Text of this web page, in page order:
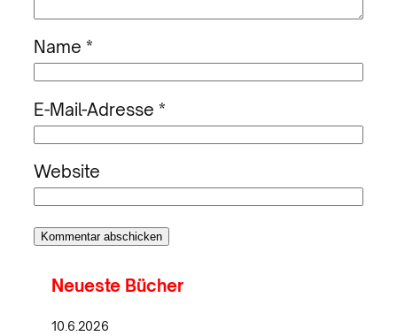
Name *
E-Mail-Adresse *
Website
Neueste Bücher
10.6.2026